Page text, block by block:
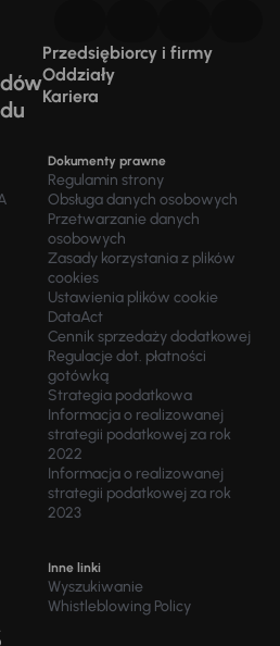
Przedsiębiorcy i firmy
Oddziały
Kariera
Dokumenty prawne
Regulamin strony
Obsługa danych osobowych
Przetwarzanie danych
osobowych
Zasady korzystania z plików
cookies
Ustawienia plików cookie
DataAct
Cennik sprzedaży dodatkowej
Regulacje dot. płatności
gotówką
Strategia podatkowa
Informacja o realizowanej
strategii podatkowej za rok
2022
Informacja o realizowanej
strategii podatkowej za rok
2023
Inne linki
Wyszukiwanie
Whistleblowing Policy